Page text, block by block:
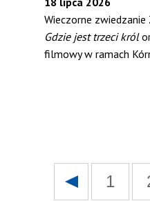
Wieczorne
Gdzie jest trzeci król
filmowy w ramach
1